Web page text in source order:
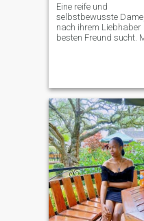
Eine reife und
selbstbewusste
nach ihrem Liebhaber
besten Freund sucht.
eingestellt. Ich schätze
Ehrlichkeit Loyalität
offene Kommunikation.
Trotzdem liebe ich es,
neue Orte zu reisen, zu
kochen, zu tanzen und
zu lernen.